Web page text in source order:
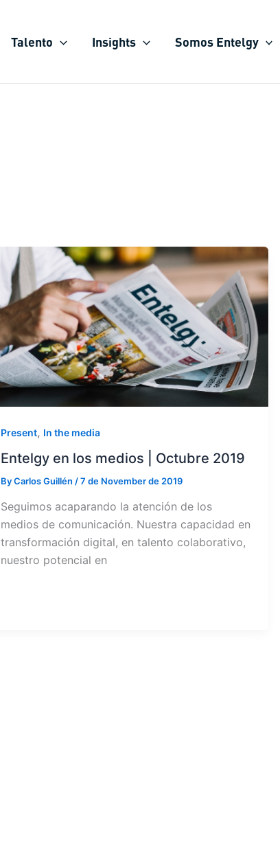
Talento Insights Somos Entelgy
Present, In the media
Entelgy en los medios | Octubre 2019
ByCarlos Guillén /7 de November de 2019
Seguimos acaparando la atención de los
medios de comunicación. Nuestra capacidad en
transformación digital, en talento colaborativo,
nuestro potencial en